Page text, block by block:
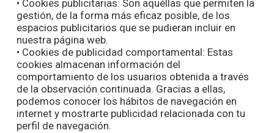
• Cookies publicitarias: Son aquéllas que permiten la
gestión, de la forma más eficaz posible, de los
espacios publicitarios que se pudieran incluir en
nuestra página web.
• Cookies de publicidad comportamental: Estas
cookies almacenan información del
comportamiento de los usuarios obtenida a través
de la observación continuada. Gracias a ellas,
podemos conocer los hábitos de navegación en
internet y mostrarte publicidad relacionada con tu
perfil de navegación.